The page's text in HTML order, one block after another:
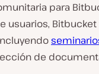
para
usuarios,
de